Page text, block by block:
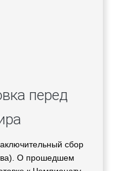
перед
сбор
О прошедшем